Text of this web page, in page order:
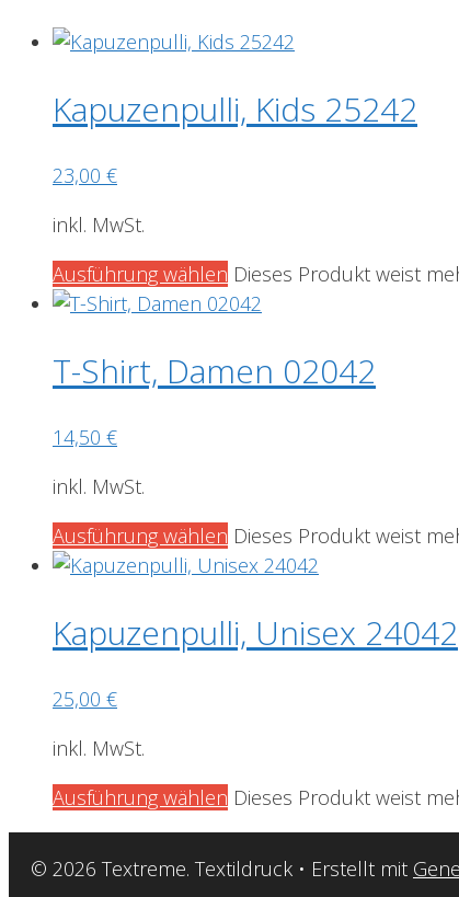
Kapuzenpulli, Kids 25242
23,00 €
inkl. MwSt.
Ausführung wählen Dieses Produkt weist
T-Shirt, Damen 02042
14,50 €
inkl. MwSt.
Ausführung wählen Dieses Produkt weist
Kapuzenpulli, Unisex 24042
25,00 €
inkl. MwSt.
Ausführung wählen Dieses Produkt weist
© 2026 Textreme. Textildruck • Erstellt mit